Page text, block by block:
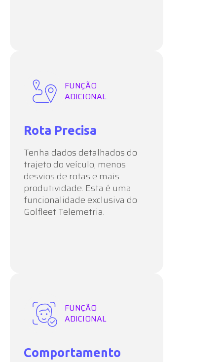
FUNÇÃO
ADICIONAL
Rota Precisa
Tenha dados detalhados do
trajeto do veículo, menos
desvios de rotas e mais
produtividade. Esta é uma
funcionalidade exclusiva do
Golfleet Telemetria.
FUNÇÃO
ADICIONAL
Comportamento